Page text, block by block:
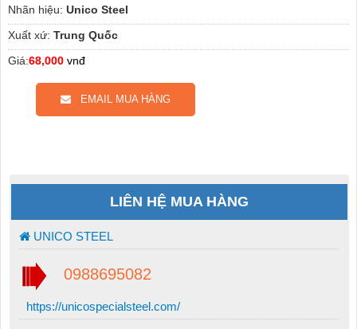
Nhãn hiệu: Unico Steel
Xuất xứ: Trung Quốc
Giá:68,000 vnđ
EMAIL MUA HÀNG
LIÊN HỆ MUA HÀNG
UNICO STEEL
0988695082
https://unicospecialsteel.com/